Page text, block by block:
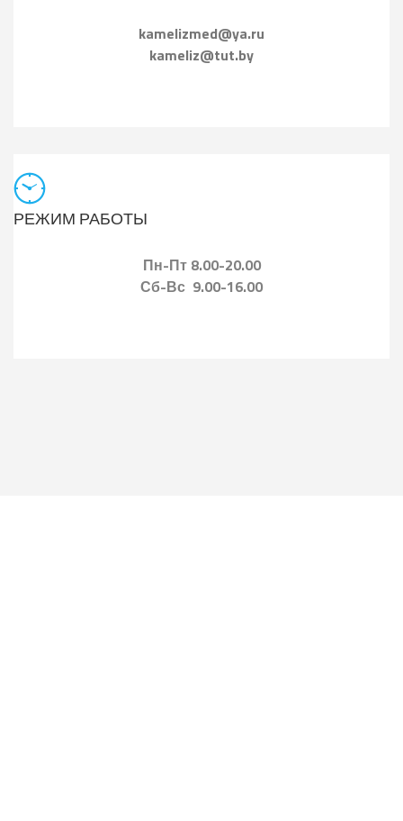
kamelizmed@ya.ru
kameliz@tut.by
РЕЖИМ РАБОТЫ
Пн-Пт 8.00-20.00
Сб-Вс 9.00-16.00